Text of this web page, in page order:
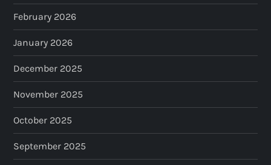
a
t
i
o
n
February 2026
January 2026
December 2025
November 2025
October 2025
September 2025